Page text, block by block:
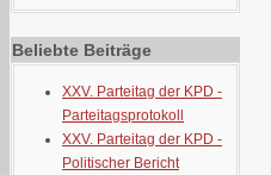
Beliebte Beiträge
XXV. Parteitag der KPD -
Parteitagsprotokoll
XXV. Parteitag der KPD -
Politischer Bericht